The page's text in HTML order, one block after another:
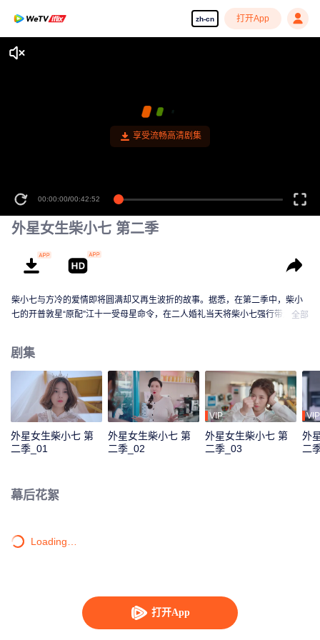
zh-cn 打开App
打开App
享受流畅高清剧集
00:00:00/00:42:52
外星女生柴小七 第二季
柴小七与方冷的爱情即将圆满却又再生波折的故事。据悉，在第二季中，柴小
七的开普敦星“原配”江十一受母星命令，在二人婚礼当天将柴小七强行带走，并
全部
剧集
外星女生柴小七 第
二季_01
外星女生柴小七 第
二季_02
VIP
外星女生柴小七 第
二季_03
VIP
外
二
幕后花絮
Loading…